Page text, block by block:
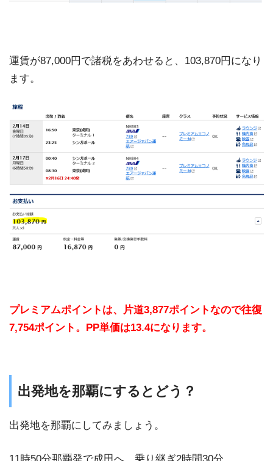
運賃が87,000円で諸税をあわせると、103,870円になり
ます。
プレミアムポイントは、片道3,877ポイントなので往復
7,754ポイント。PP単価は13.4になります。
出発地を那覇にするとどう？
出発地を那覇にしてみましょう。